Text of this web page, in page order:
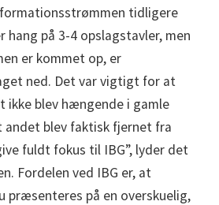
tidligere
hang på 3-4 opslagstavler, men
er kommet op, er
ned. Det var vigtigt for at
ikke blev hængende i gamle
andet blev faktisk fjernet fra
fuldt fokus til IBG”, lyder det
Fordelen ved IBG er, at
præsenteres på en overskuelig,